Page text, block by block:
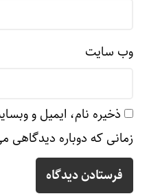
وب‌ سایت
ذخیره نام، ایمیل و
زمانی که دوباره دیدگاهی